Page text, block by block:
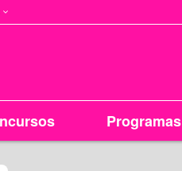
Programas